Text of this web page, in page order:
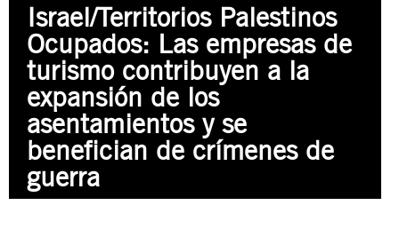
PREGUNTAS FRECUENTES
ÁREAS TEMÁTICAS
JUSTICIA INTERNACIONAL
EDUCACIÓN EN DERECHOS HUMANOS Y JÓVENES
PRENSA
SUSCRIBITE
PREGUNTAS FRECUENTES
Israel/Territorios Palestinos
Ocupados: Las empresas de
turismo contribuyen a la
expansión de los
asentamientos y se
benefician de crímenes de
guerra